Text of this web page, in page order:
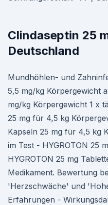
Clindaseptin 25
Deutschland
Mundhöhlen- und
5,5 mg/kg Körpergewicht
mg/kg Körpergewicht 1 x
25 mg für 4,5 kg
Kapseln 25 mg für 4,5 kg
im Test - HYGROTON 25
HYGROTON 25 mg
Medikament. Bewertung
'Herzschwäche' und
Erfahrungen -